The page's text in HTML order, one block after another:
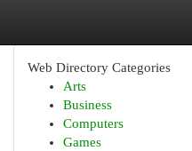
Web Directory Categories
Arts
Business
Computers
Games